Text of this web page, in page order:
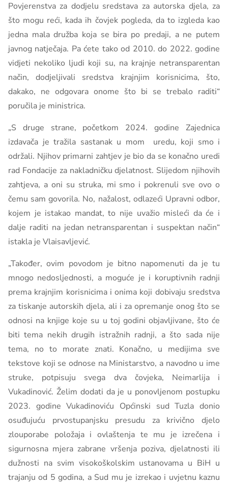
Povjerenstva za dodjelu sredstava za autorska djela, za
što mogu reći, kada ih čovjek pogleda, da to izgleda kao
jedna mala družba koja se bira po predaji, a ne putem
javnog natječaja. Pa ćete tako od 2010. do 2022. godine
vidjeti nekoliko ljudi koji su, na krajnje netransparentan
način, dodjeljivali sredstva krajnjim korisnicima, što,
dakako, ne odgovara onome što bi se trebalo raditi“
poručila je ministrica.
„S druge strane, početkom 2024. godine Zajednica
izdavača je tražila sastanak u mom uredu, koji smo i
održali. Njihov primarni zahtjev je bio da se konačno uredi
rad Fondacije za nakladničku djelatnost. Slijedom njihovih
zahtjeva, a oni su struka, mi smo i pokrenuli sve ovo o
čemu sam govorila. No, nažalost, odlazeći Upravni odbor,
kojem je istakao mandat, to nije uvažio misleći da će i
dalje raditi na jedan netransparentan i suspektan način“
istakla je Vlaisavljević.
„Također, ovim povodom je bitno napomenuti da je tu
mnogo nedosljednosti, a moguće je i koruptivnih radnji
prema krajnjim korisnicima i onima koji dobivaju sredstva
za tiskanje autorskih djela, ali i za opremanje onog što se
odnosi na knjige koje su u toj godini objavljivane, što će
biti tema nekih drugih istražnih radnji, a što sada nije
tema, no to morate znati. Konačno, u medijima sve
tekstove koji se odnose na Ministarstvo, a navodno u ime
struke, potpisuju svega dva čovjeka, Neimarlija i
Vukadinović. Želim dodati da je u ponovljenom postupku
2023. godine Vukadinoviću Općinski sud Tuzla donio
osuđujuću prvostupanjsku presudu za krivično djelo
zlouporabe položaja i ovlaštenja te mu je izrečena i
sigurnosna mjera zabrane vršenja poziva, djelatnosti ili
dužnosti na svim visokoškolskim ustanovama u BiH u
trajanju od 5 godina, a Sud mu je izrekao i uvjetnu kaznu